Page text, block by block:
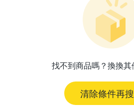
找不到商品嗎？換換其
清除條件再